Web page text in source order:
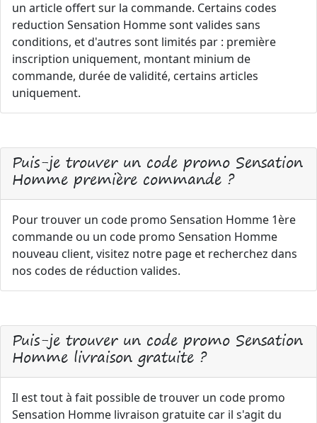
un article offert sur la commande. Certains codes
reduction Sensation Homme sont valides sans
conditions, et d'autres sont limités par : première
inscription uniquement, montant minium de
commande, durée de validité, certains articles
uniquement.
Puis-je trouver un code promo Sensation
Homme première commande ?
Pour trouver un code promo Sensation Homme 1ère
commande ou un code promo Sensation Homme
nouveau client, visitez notre page et recherchez dans
nos codes de réduction valides.
Puis-je trouver un code promo Sensation
Homme livraison gratuite ?
Il est tout à fait possible de trouver un code promo
Sensation Homme livraison gratuite car il s'agit du